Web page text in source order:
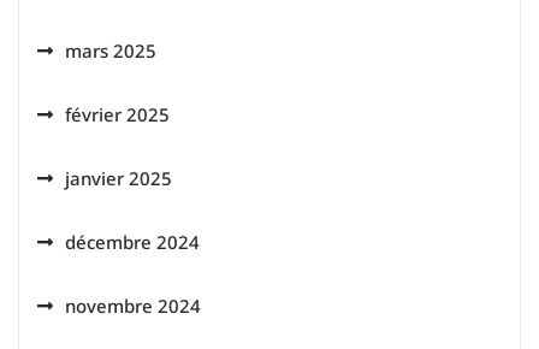
mars 2025
février 2025
janvier 2025
décembre 2024
novembre 2024